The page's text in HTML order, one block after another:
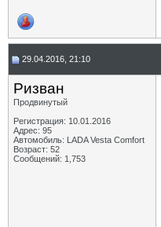
29.04.2016, 21:10
Ризван
Продвинутый
Регистрация: 10.01.2016
Адрес: 95
Автомобиль: LADA Vesta Сomfort
Возраст: 52
Сообщений: 1,753